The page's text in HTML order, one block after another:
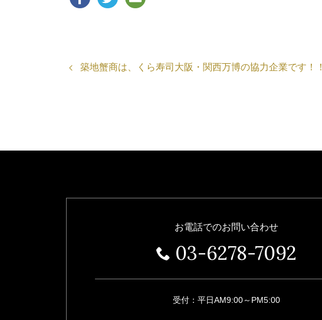
築地蟹商は、くら寿司大阪・関西万博の協力企業です！！
お電話でのお問い合わせ
03-6278-7092
受付：平日AM9:00～PM5:00